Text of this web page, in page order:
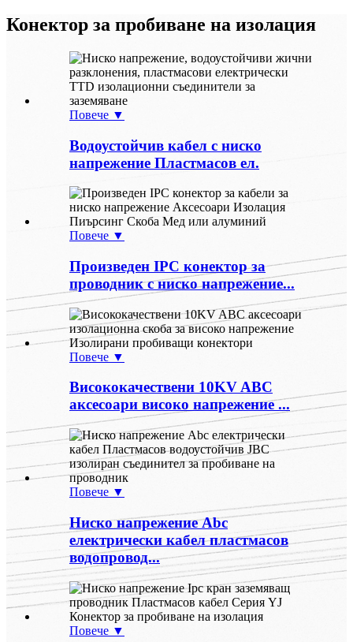
Конектор за пробиване на изолация
Повече ▼
Водоустойчив кабел с ниско
напрежение Пластмасов ел.
Повече ▼
Произведен IPC конектор за
проводник с ниско напрежение...
Повече ▼
Висококачествени 10KV ABC
аксесоари високо напрежение ...
Повече ▼
Ниско напрежение Abc
електрически кабел пластмасов
водопровод...
Повече ▼